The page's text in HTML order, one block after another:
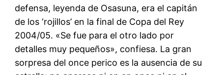
defensa, leyenda de Osasuna, era el capitán
de los ‘rojillos’ en la final de Copa del Rey
2004/05. «Se fue para el otro lado por
detalles muy pequeños», confiesa. La gran
sorpresa del once perico es la ausencia de su